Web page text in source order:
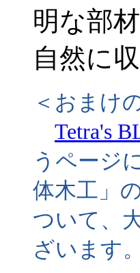
明な部
自然に
＜おまけ
Tetra's
うページ
体木工」
ついて、
ざいます。